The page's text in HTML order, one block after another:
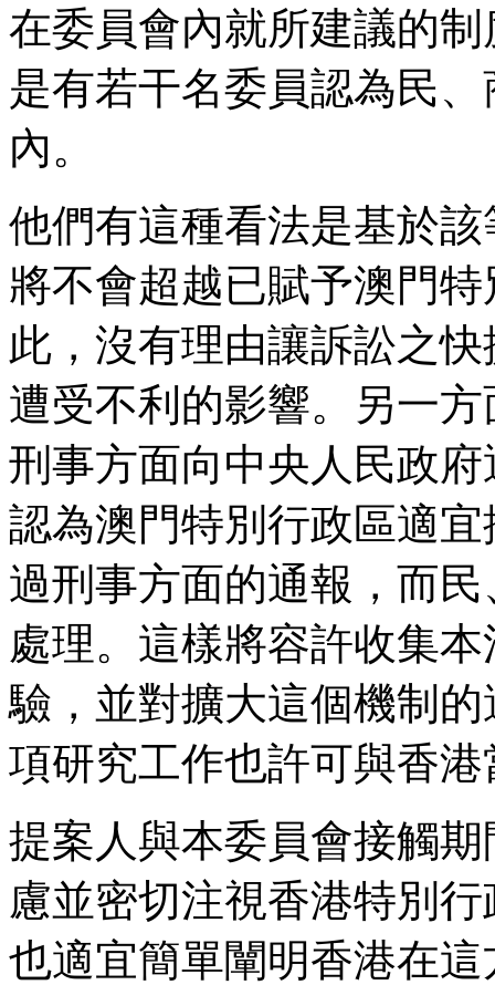
在委員會內就所建議的
是有若干名委員認為民
內。
他們有這種看法是基於
將不會超越已賦予澳門
此，沒有理由讓訴訟之
遭受不利的影響。另一
刑事方面向中央人民政
認為澳門特別行政區適
過刑事方面的通報，而
處理。這樣將容許收集
驗，並對擴大這個機制
項研究工作也許可與香
提案人與本委員會接觸
慮並密切注視香港特別
也適宜簡單闡明香港在